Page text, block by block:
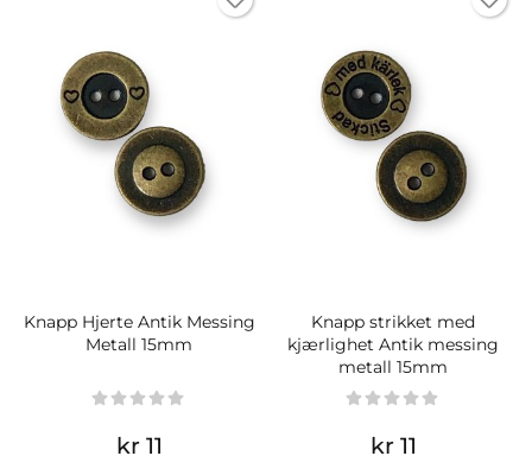
Knapp Hjerte Antik Messing
Metall 15mm
kr 11
Knapp strikket med
kjærlighet Antik messing
metall 15mm
kr 11